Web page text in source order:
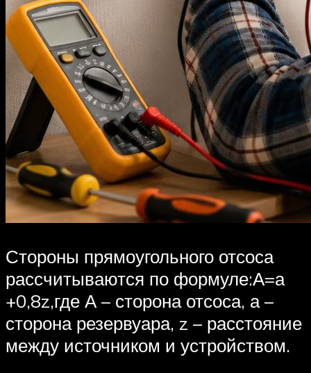
Стороны прямоугольного отсоса
рассчитываются по формуле:А=а
+0,8z,где А – сторона отсоса, а –
сторона резервуара, z – расстояние
между источником и устройством.